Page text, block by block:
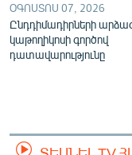
ՕԳՈՍՏՈՍ 07, 2026
Ընդդիմադիրների
կաթողիկոսի գործով
դատավարությունը